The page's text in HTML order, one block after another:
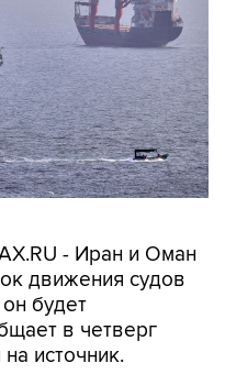
- Иран и Оман
движения судов
будет
в четверг
источник.